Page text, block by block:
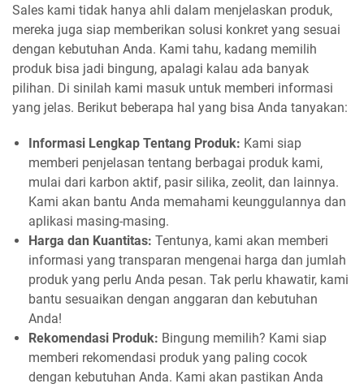
Sales kami tidak hanya ahli dalam menjelaskan produk,
mereka juga siap memberikan solusi konkret yang sesuai
dengan kebutuhan Anda. Kami tahu, kadang memilih
produk bisa jadi bingung, apalagi kalau ada banyak
pilihan. Di sinilah kami masuk untuk memberi informasi
yang jelas. Berikut beberapa hal yang bisa Anda tanyakan:
Informasi Lengkap Tentang Produk: Kami siap
memberi penjelasan tentang berbagai produk kami,
mulai dari karbon aktif, pasir silika, zeolit, dan lainnya.
Kami akan bantu Anda memahami keunggulannya dan
aplikasi masing-masing.
Harga dan Kuantitas: Tentunya, kami akan memberi
informasi yang transparan mengenai harga dan jumlah
produk yang perlu Anda pesan. Tak perlu khawatir, kami
bantu sesuaikan dengan anggaran dan kebutuhan
Anda!
Rekomendasi Produk: Bingung memilih? Kami siap
memberi rekomendasi produk yang paling cocok
dengan kebutuhan Anda. Kami akan pastikan Anda